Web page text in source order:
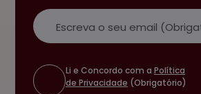
Email
Li e Concordo com a Política
de Privacidade (Obrigatório)